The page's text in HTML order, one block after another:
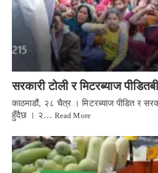
सरकारी टोली र मिटरब्याज
काठमाडौं, २८ चैत्र । मिटरब्याज पीडित र
हुँदैछ । २… Read More